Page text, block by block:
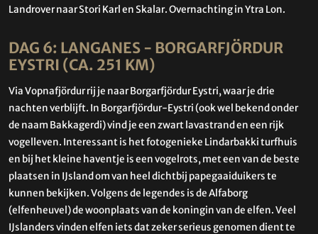
Landrover naar Stori Karl en Skalar. Overnachting in Ytra Lon.
DAG 6: LANGANES - BORGARFJÖRDUR
EYSTRI (CA. 251 KM)
Via Vopnafjördur rij je naar Borgarfjördur Eystri, waar je drie
nachten verblijft. In Borgarfjördur-Eystri (ook wel bekend onder
de naam Bakkagerdi) vind je een zwart lavastrand en een rijk
vogelleven. Interessant is het fotogenieke Lindarbakki turfhuis
en bij het kleine haventje is een vogelrots, met een van de beste
plaatsen in IJsland om van heel dichtbij papegaaiduikers te
kunnen bekijken. Volgens de legendes is de Alfaborg
(elfenheuvel) de woonplaats van de koningin van de elfen. Veel
IJslanders vinden elfen iets dat zeker serieus genomen dient te